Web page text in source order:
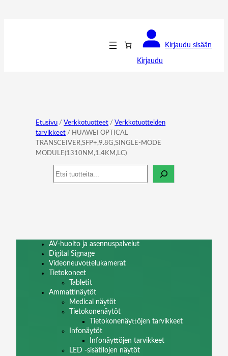
Kirjaudu
Kirjaudu sisään
Etusivu / Verkkotuotteet / Verkkotuotteiden
tarvikkeet / HUAWEI OPTICAL
TRANSCEIVER,SFP+,9.8G,SINGLE-MODE
MODULE(1310NM,1.4KM,LC)
Haku
AV-huolto ja asennuspalvelut
Digital Signage
Videoneuvottelukamerat
Tietokoneet
Tabletit
Ammattinäytöt
Medical näytöt
Tietokonenäytöt
Tietokonenäyttöjen tarvikkeet
Infonäytöt
Infonäyttöjen tarvikkeet
LED -sisätilojen näytöt